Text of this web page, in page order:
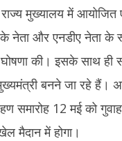
राज्य मुख्यालय में
नेता और एनडीए नेता के
की। इसके साथ ही
बनने जा रहे हैं।
समारोह 12 मई को
मैदान में होगा।